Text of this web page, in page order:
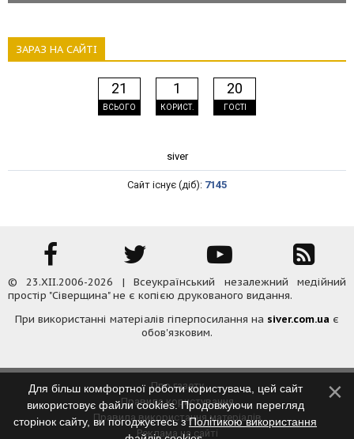
ЗАРАЗ НА САЙТІ
21
ВСЬОГО
1
КОРИСТ.
20
ГОСТІ
siver
Сайт існує (діб): 7145
© 23.XII.2006-2026 | Всеукраїнський незалежний медійний
простір "Сіверщина" не є копією друкованого видання.
При використанні матеріалів гіперпосилання на siver.com.ua є
обов'язковим.
Про газету
Правила користування
Правила використання матеріалів
Реклама на сайті
Для більш комфортної роботи користувача, цей сайт
використовує файли cookies. Продовжуючи перегляд
сторінок сайту, ви погоджуєтесь зПолітикою використання